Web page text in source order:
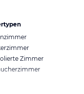
Zimmer